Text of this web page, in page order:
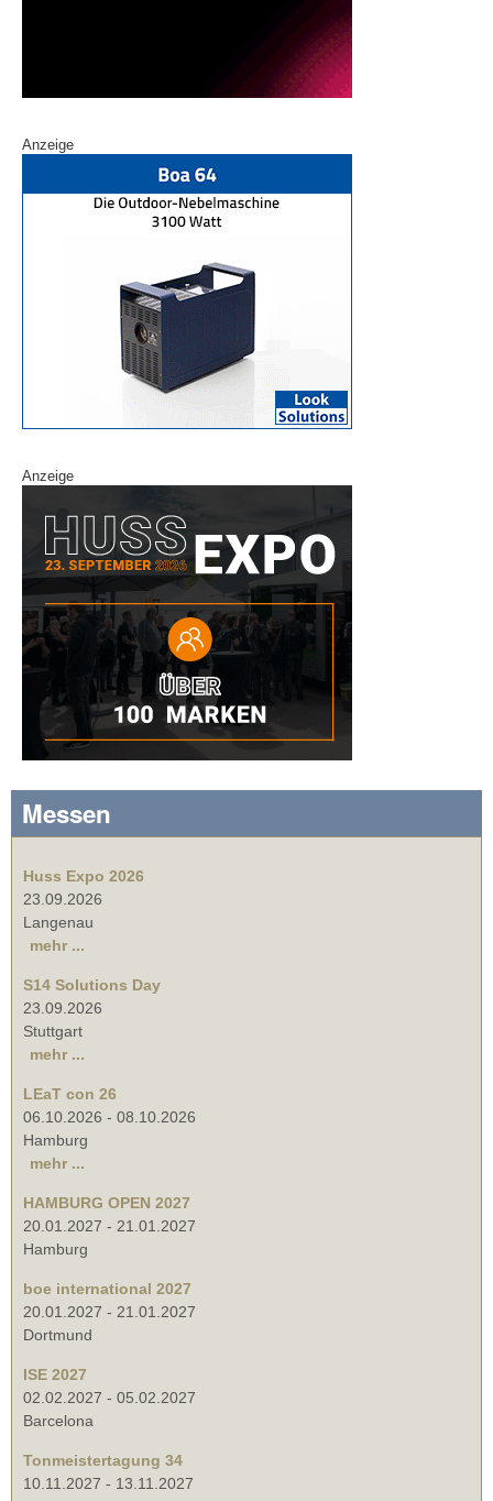
Anzeige
Anzeige
Messen
Huss Expo 2026
23.09.2026
Langenau
mehr ...
S14 Solutions Day
23.09.2026
Stuttgart
mehr ...
LEaT con 26
06.10.2026 - 08.10.2026
Hamburg
mehr ...
HAMBURG OPEN 2027
20.01.2027 - 21.01.2027
Hamburg
boe international 2027
20.01.2027 - 21.01.2027
Dortmund
ISE 2027
02.02.2027 - 05.02.2027
Barcelona
Tonmeistertagung 34
10.11.2027 - 13.11.2027